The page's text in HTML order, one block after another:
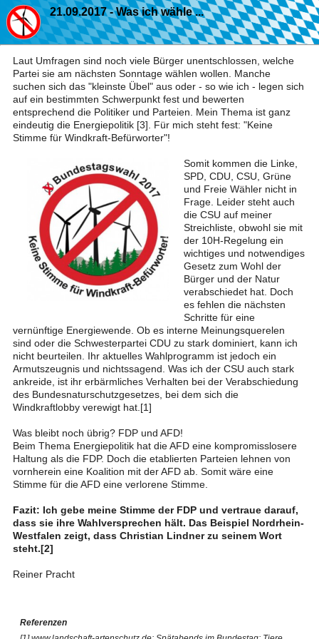
21.09.2017 - Was ich wähle ...
Laut Umfragen sind noch viele Bürger unentschlossen, welche
Partei sie am nächsten Sonntage wählen wollen. Manche
suchen sich das "kleinste Übel" aus oder - so wie ich - legen sich
auf ein bestimmten Schwerpunkt fest und bewerten
entsprechend die Politiker und Parteien. Mein Thema ist ganz
eindeutig die Energiepolitik [3]. Für mich steht fest: "Keine
Stimme für Windkraft-Befürworter"!
Somit kommen die Linke,
SPD, CDU, CSU, Grüne
und Freie Wähler nicht in
Frage. Leider steht auch
die CSU auf meiner
Streichliste, obwohl sie mit
der 10H-Regelung ein
wichtiges und notwendiges
Gesetz zum Wohl der
Bürger und der Natur
verabschiedet hat. Doch
es fehlen die nächsten
Schritte für eine
vernünftige Energiewende. Ob es interne Meinungsquerelen
sind oder die Schwesterpartei CDU zu stark dominiert, kann ich
nicht beurteilen. Ihr aktuelles Wahlprogramm ist jedoch ein
Armutszeugnis und nichtssagend. Was ich der CSU auch stark
ankreide, ist ihr erbärmliches Verhalten bei der Verabschiedung
des Bundesnaturschutzgesetzes, bei dem sich die
Windkraftlobby verewigt hat.[1]
Was bleibt noch übrig? FDP und AFD!
Beim Thema Energiepolitik hat die AFD eine kompromisslosere
Haltung als die FDP. Doch die etablierten Parteien lehnen von
vornherein eine Koalition mit der AFD ab. Somit wäre eine
Stimme für die AFD eine verlorene Stimme.
Fazit: Ich gebe meine Stimme der FDP und vertraue darauf,
dass sie ihre Wahlversprechen hält. Das Beispiel Nordrhein-
Westfalen zeigt, dass Christian Lindner zu seinem Wort
steht.[2]
Reiner Pracht
Referenzen